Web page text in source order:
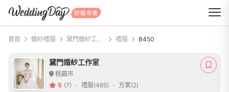
WeddingDay 好婚市集
首頁 婚紗禮服 黛門婚紗工作室 禮服 B450
黛門婚紗工作室
桃園市
5 (7) 禮服(465) 方案(2)